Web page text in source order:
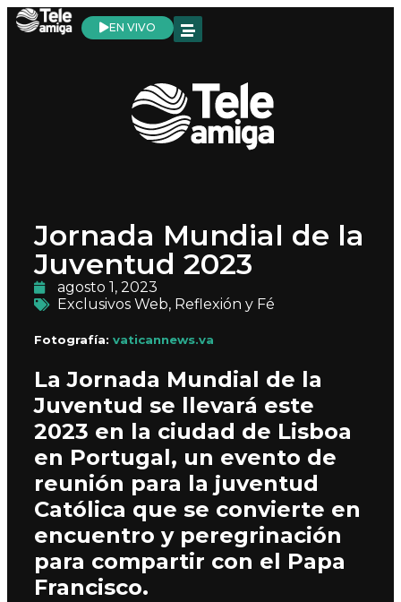
EN VIVO
Jornada Mundial de la
Juventud 2023
agosto 1, 2023
Exclusivos Web, Reflexión y Fé
Fotografía: vaticannews.va
La Jornada Mundial de la
Juventud se llevará este
2023 en la ciudad de Lisboa
en Portugal, un evento de
reunión para la juventud
Católica que se convierte en
encuentro y peregrinación
para compartir con el Papa
Francisco.